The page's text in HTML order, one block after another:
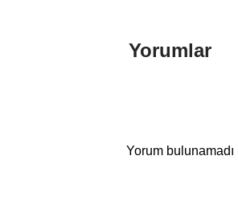
Yorumlar
Yorum bulunamadı